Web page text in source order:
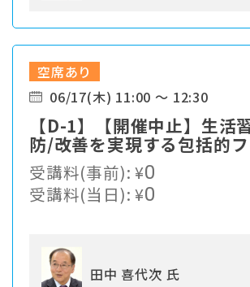
空席あり
06/17(木) 11:00 ～ 12:30
【D-1】【開催中止】生活
防/改善を実現する包括的
スプログラム
受講料(事前):¥0
受講料(当日):¥0
田中 喜代次 氏